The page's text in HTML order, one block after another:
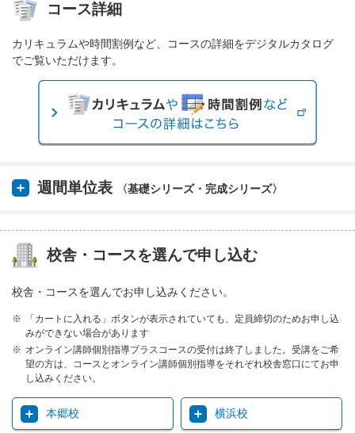
コース詳細
カリキュラムや時間割例など、コースの詳細をデジタルカタログ
でご覧いただけます。
週間単位表 〈基礎シリーズ・完成シリーズ〉
校舎・コースを選んで申し込む
校舎・コースを選んでお申し込みください。
「カートに入れる」ボタンが表示されていても、定員締切のためお申し込
みができない場合があります
オンライン講師個別指導プラスコースの受付は終了しました。受講をご希
望の方は、コースとオンライン講師個別指導をそれぞれ校舎窓口にてお申
し込みください。
本郷校 横浜校